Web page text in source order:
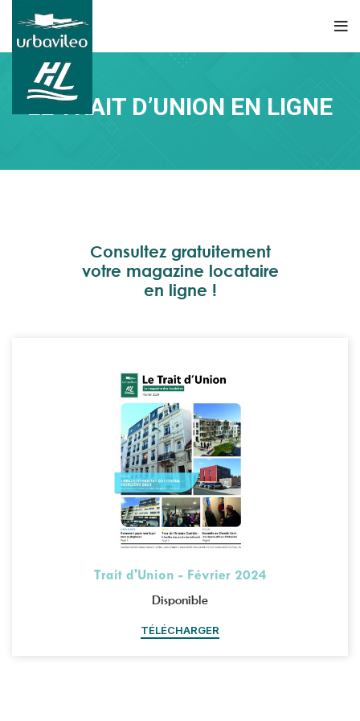
LE TRAIT D’UNION EN LIGNE
Consultez gratuitement
votre magazine locataire
en ligne !
Trait d'Union - Février 2024
Disponible
TÉLÉCHARGER